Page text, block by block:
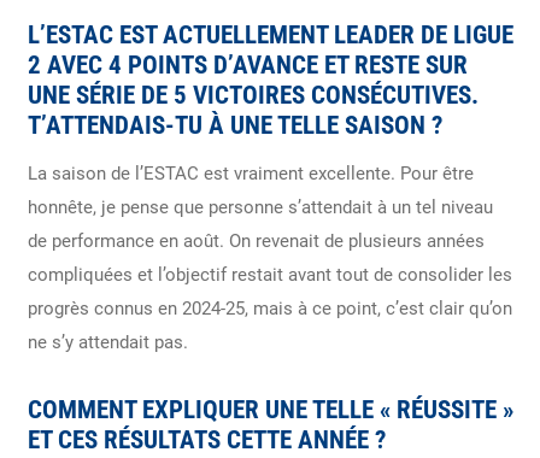
L’ESTAC EST ACTUELLEMENT LEADER DE LIGUE
2 AVEC 4 POINTS D’AVANCE ET RESTE SUR
UNE SÉRIE DE 5 VICTOIRES CONSÉCUTIVES.
T’ATTENDAIS-TU À UNE TELLE SAISON ?
La saison de l’ESTAC est vraiment excellente. Pour être
honnête, je pense que personne s’attendait à un tel niveau
de performance en août. On revenait de plusieurs années
compliquées et l’objectif restait avant tout de consolider les
progrès connus en 2024-25, mais à ce point, c’est clair qu’on
ne s’y attendait pas.
COMMENT EXPLIQUER UNE TELLE « RÉUSSITE »
ET CES RÉSULTATS CETTE ANNÉE ?